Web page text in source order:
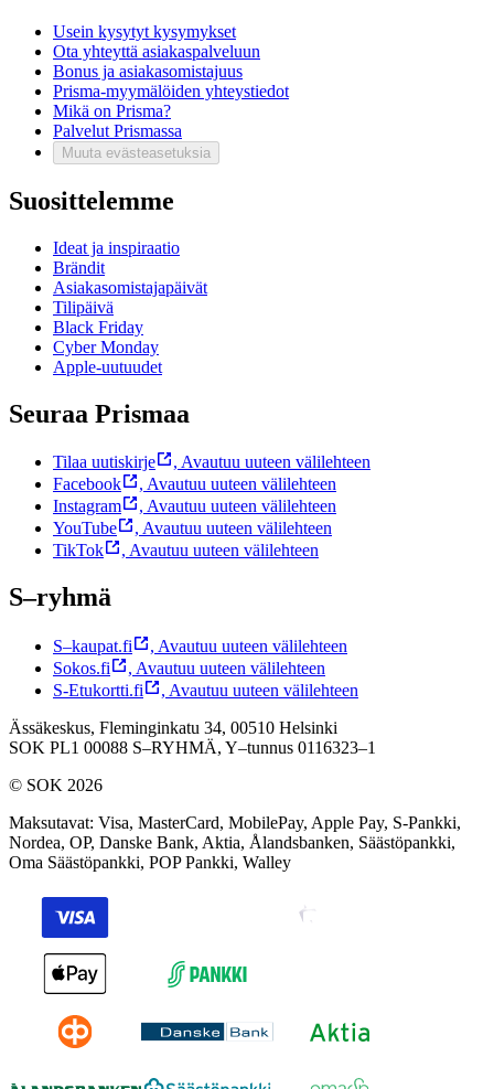
Usein kysytyt kysymykset
Ota yhteyttä asiakaspalveluun
Bonus ja asiakasomistajuus
Prisma-myymälöiden yhteystiedot
Mikä on Prisma?
Palvelut Prismassa
Muuta evästeasetuksia
Suosittelemme
Ideat ja inspiraatio
Brändit
Asiakasomistajapäivät
Tilipäivä
Black Friday
Cyber Monday
Apple-uutuudet
Seuraa Prismaa
Tilaa uutiskirje , Avautuu uuteen välilehteen
Facebook
, Avautuu uuteen välilehteen
Instagram
, Avautuu uuteen välilehteen
YouTube
, Avautuu uuteen välilehteen
TikTok
, Avautuu uuteen välilehteen
S–ryhmä
S–kaupat.fi , Avautuu uuteen välilehteen
Sokos.fi
, Avautuu uuteen välilehteen
S-Etukortti.fi
, Avautuu uuteen välilehteen
Ässäkeskus, Fleminginkatu 34, 00510 Helsinki
SOK PL1 00088 S–RYHMÄ, Y–tunnus 0116323–1
© SOK 2026
Maksutavat: Visa, MasterCard, MobilePay, Apple Pay, S-Pankki,
Nordea, OP, Danske Bank, Aktia, Ålandsbanken, Säästöpankki,
Oma Säästöpankki, POP Pankki, Walley